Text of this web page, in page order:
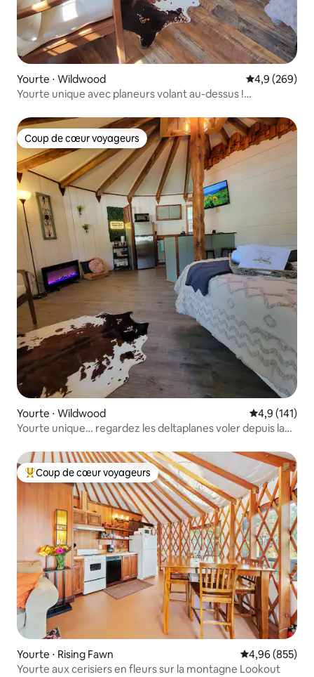
Yourte ⋅ Wildwood Évaluation
4,9 (269)
Yourte unique avec planeurs volant au-dessus !
Coup de cœur voyageurs
Coup de cœur voyageurs
Yourte ⋅ Wildwood Évaluation
4,9 (141)
Yourte unique… regardez les deltaplanes voler depuis la
Coups de cœur voyageurs les plus appréciés
Coup de cœur voyageurs
Yourte ⋅ Rising Fawn Évaluation
4,96 (855)
Yourte aux cerisiers en fleurs sur la montagne Lookout